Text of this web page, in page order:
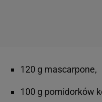
120 g mascarpone,
100 g pomidorków